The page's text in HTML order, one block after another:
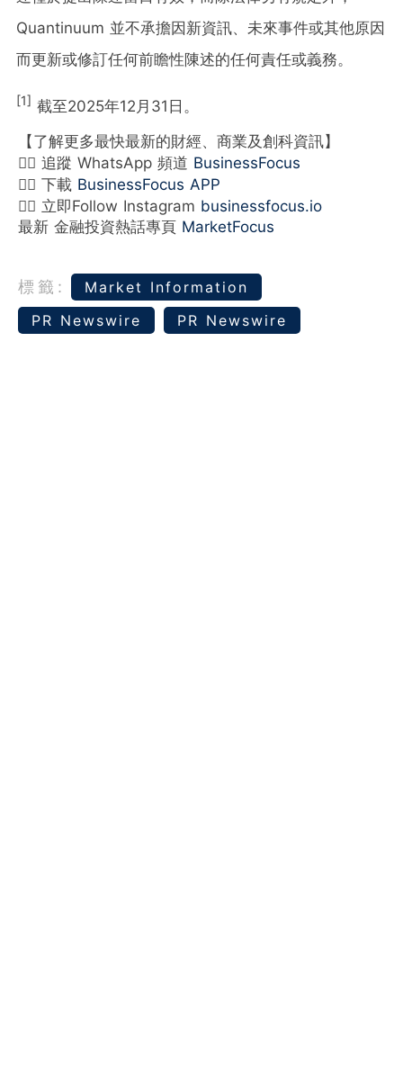
Quantinuum 並不承擔因新資訊、未來事件或其他原因
而更新或修訂任何前瞻性陳述的任何責任或義務。
[1] 截至2025年12月31日。
【了解更多最快最新的財經、商業及創科資訊】
👉🏻 追蹤 WhatsApp 頻道 BusinessFocus
👉🏻 下載 BusinessFocus APP
👉🏻 立即Follow Instagram businessfocus.io
最新 金融投資熱話專頁 MarketFocus
標籤:
Market Information
PR Newswire
PR Newswire